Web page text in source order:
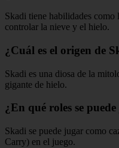
Skadi tiene habilidades
controlar la nieve y el hielo.
¿Cuál es el origen de
Skadi es una diosa de la
gigante de hielo.
¿En qué roles se
Skadi se puede jugar como
Carry) en el juego.